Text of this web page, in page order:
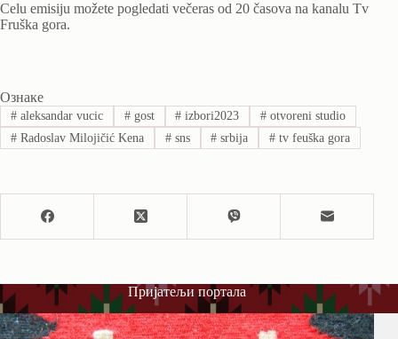
Celu emisiju možete pogledati večeras od 20 časova na kanalu Tv
Fruška gora.
Ознаке
#aleksandar vucic #gost # izbori2023 # otvoreni studio
#Radoslav Milojičić Kena #sns # srbija # tv feuška gora
Пријатељи портала